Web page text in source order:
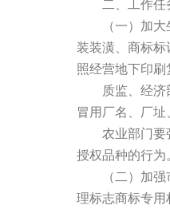
二、工作任
（一）加大生
装装潢、商标
照经营地下印刷
质监、经济部
冒用厂名、厂址
农业部门要强
授权品种的行
（二）加强市
理标志商标专